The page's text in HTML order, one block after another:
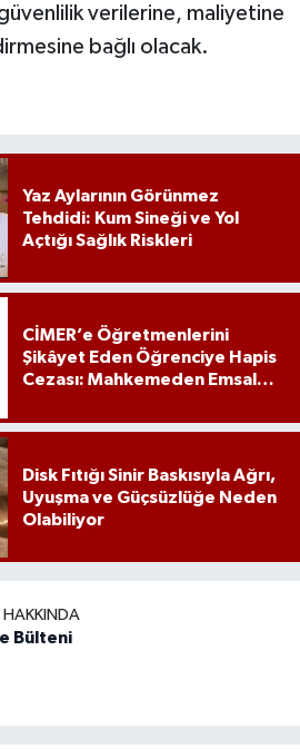
verilerine, maliyetine
bağlı olacak.
Yaz Aylarının Görünmez
Tehdidi: Kum Sineği ve Yol
Açtığı Sağlık Riskleri
CİMER’e Öğretmenlerini
Şikâyet Eden Öğrenciye Hapis
Cezası: Mahkemeden Emsal
Disk Fıtığı Sinir Baskısıyla Ağrı,
Uyuşma ve Güçsüzlüğe Neden
Olabiliyor
HAKKINDA
Bülteni